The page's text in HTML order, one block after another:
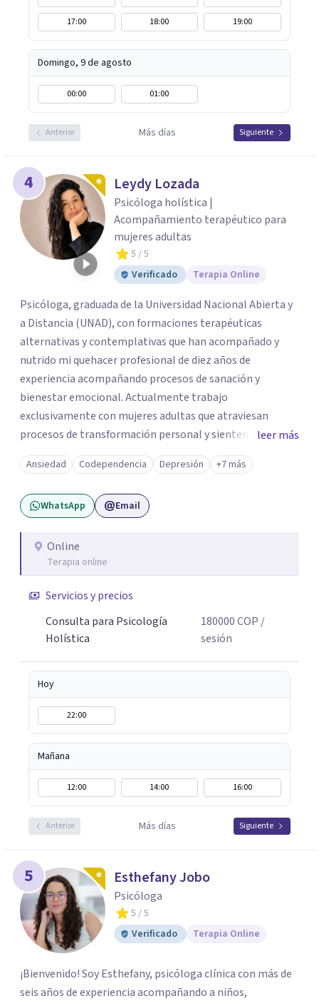
17:00
18:00 19:00
Domingo, 9 de agosto
00:00 01:00
Anterior Más días Siguiente
4 Leydy Lozada
Psicóloga holística |
Acompañamiento terapéutico para
mujeres adultas
5 / 5
Verificado
Terapia Online
Psicóloga, graduada de la Universidad Nacional Abierta y
a Distancia (UNAD), con formaciones terapéuticas
alternativas y contemplativas que han acompañado y
nutrido mi quehacer profesional de diez años de
experiencia acompañando procesos de sanación y
bienestar emocional. Actualmente trabajo
exclusivamente con mujeres adultas que atraviesan
procesos de transformación personal y sienten la
necesidad de tomar una pausa para reconectar consigo
mismas y hacer un viaje de autoconocimiento profundo.
Mi propio camino profesional me llevó a trabajar antes
con niños, adolescentes y familias en contextos
enseñó que el cambio real ocurre cuando la persona se
siente vista, escuchada, acompañada; y sobre todo
llevar a su vida cotidiana. Hoy, esa experiencia se traduce
en un acompañamiento terapéutico, desde un enfoque
que une el rigor de la psicología con la sabiduría del
leer más
Ansiedad Codependencia Depresión +7 más
WhatsApp Email
Online
Terapia online
Servicios y precios
Consulta para Psicología
Holística
180000COP /
sesión
Hoy
22:00
Mañana
12:00 14:00 16:00
Anterior Más días Siguiente
5 Esthefany Jobo
Psicóloga
5 / 5
Verificado
Terapia Online
¡Bienvenido! Soy Esthefany, psicóloga clínica con más de
seis años de experiencia acompañando a niños,